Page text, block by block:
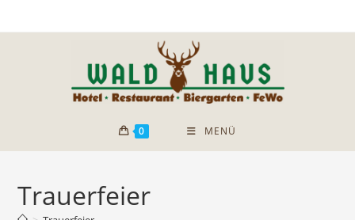
0 MENÜ
Trauerfeier